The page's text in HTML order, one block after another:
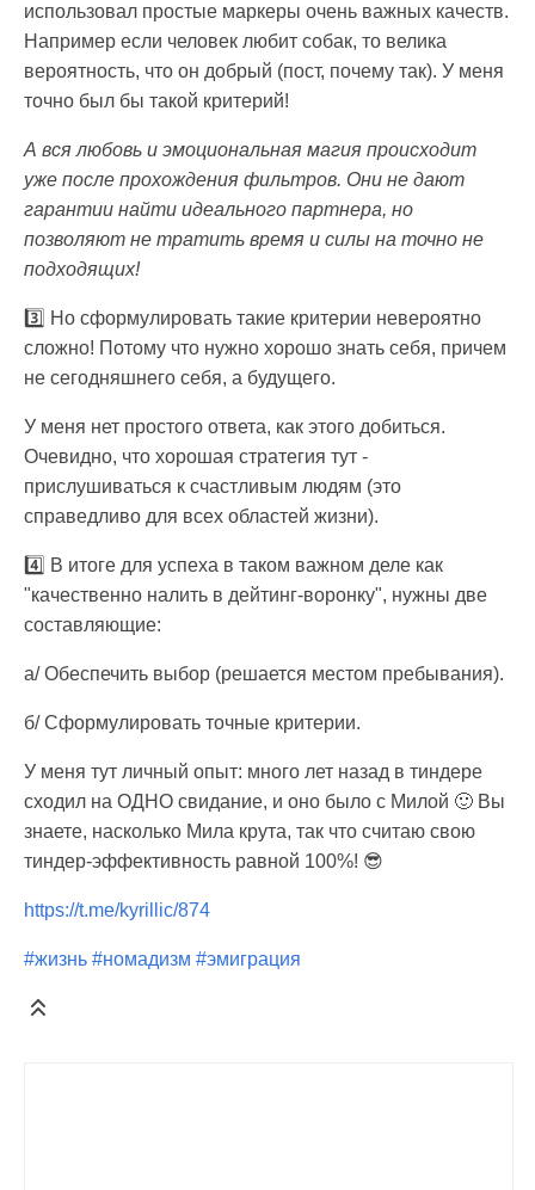
использовал простые маркеры очень важных качеств.
Например если человек любит собак, то велика
вероятность, что он добрый (пост, почему так). У меня
точно был бы такой критерий!
А вся любовь и эмоциональная магия происходит
уже после прохождения фильтров. Они не дают
гарантии найти идеального партнера, но
позволяют не тратить время и силы на точно не
подходящих!
3️⃣ Но сформулировать такие критерии невероятно
сложно! Потому что нужно хорошо знать себя, причем
не сегодняшнего себя, а будущего.
У меня нет простого ответа, как этого добиться.
Очевидно, что хорошая стратегия тут -
прислушиваться к счастливым людям (это
справедливо для всех областей жизни).
4️⃣ В итоге для успеха в таком важном деле как
"качественно налить в дейтинг-воронку", нужны две
составляющие:
а/ Обеспечить выбор (решается местом пребывания).
б/ Сформулировать точные критерии.
У меня тут личный опыт: много лет назад в тиндере
сходил на ОДНО свидание, и оно было с Милой 🙂 Вы
знаете, насколько Мила крута, так что считаю свою
тиндер-эффективность равной 100%! 😎
https://t.me/kyrillic/874
#жизнь #номадизм #эмиграция